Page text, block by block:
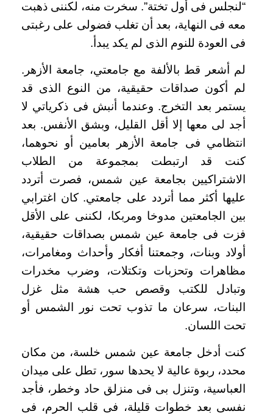
“لنجلس فى أول تختة”. سخرت منه، لكننى ذهبت
معه فى النهاية، بعد أن تغلب فضولى على رغبتى
فى العودة للنوم الذى لم يكد يبدأ.
لم أشعر قط بالألفة مع جامعتي، جامعة الأزهر.
لم أكون صداقات حقيقية، من النوع الذى قد
يستمر بعد التخرج. وعندما أنبش فى ذكرياتي لا
أجد لى معها إلا أقل القليل، وبشق الأنفس. بعد
انتظامي فى جامعة الأزهر بعامين أو نحوهما،
كنت قد ارتبطت بمجموعة من الطلاب
الاشتراكيين بجامعة عين شمس، فصرت أتردد
عليها أكثر مما أتردد على جامعتي. كان اغترابي
بين الجامعتين مدوخا ومربكا، لكننى على الأقل
فزت فى جامعة عين شمس بصداقات حقيقية،
أولاد وبنات، وجمعتنا أفكار وأحداث ومغامرات،
مظاهرات وتحزبات وتكتلات، وضرب مخدرات
وتبادل للكتب وقصص حب هشة مثل غزل
البنات، سرعان ما تذوب تحت نور الشمس أو
تحت اللسان.
كنت أدخل جامعة عين شمس خلسة، من مكان
محدد، ربوة عالية لا يحدها سور، تطل على ميدان
العباسية، وتنزل بى فى منزلق حاد وخطر، فأجد
نفسى بعد خطوات قليلة، فى قلب الحرم، فى